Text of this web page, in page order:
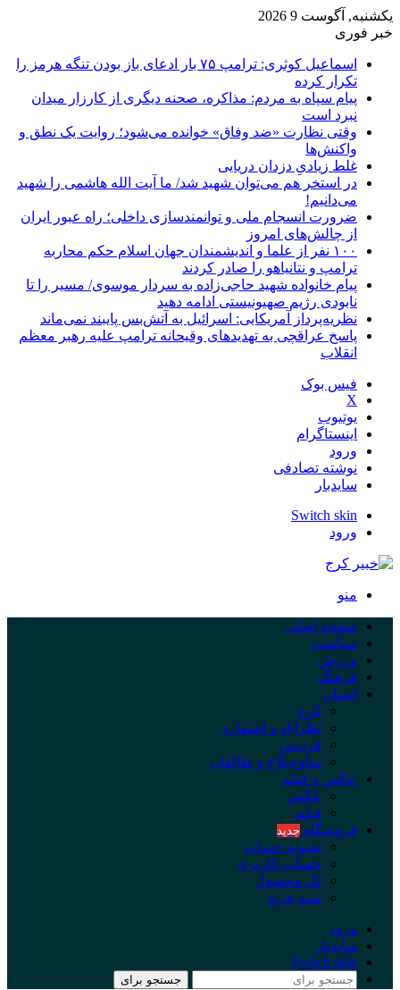
یکشنبه, آگوست 9 2026
خبر فوری
اسماعیل کوثری: ترامپ ۷۵ بار ادعای باز بودن تنگه هرمز را
تکرار کرده
پیام سپاه به مردم: مذاکره، صحنه دیگری از کارزار میدان
نبرد است
وقتی نظارت «ضد وفاق» خوانده می‌شود؛ روایت یک نطق و
واکنش‌ها
غلط زیادیِ دزدان دریایی
در استخر هم می‌توان شهید شد/ ما آیت الله هاشمی را شهید
می‌دانیم!
ضرورت انسجام ملی و توانمندسازی داخلی؛ راه عبور ایران
از چالش‌های امروز
۱۰۰ نفر از علما و اندیشمندان جهان اسلام حکم محاربه
ترامپ و نتانیاهو را صادر کردند
پیام خانواده شهید حاجی‌زاده به سردار موسوی/ مسیر را تا
نابودی رژیم صهیونیستی ادامه دهید
نظریه‌پرداز آمریکایی: اسرائیل به آتش‌بس پایبند نمی‌ماند
پاسخ عراقچی به تهدیدهای وقیحانه ترامپ علیه رهبر معظم
انقلاب
فیس بوک
X
یوتیوب
اینستاگرام
ورود
نوشته تصادفی
سایدبار
Switch skin
ورود
منو
صفحه اصلی
سیاست
ورزش
فرهنگ
استان
کرج
نظرآباد و اشتهارد
فردیس
ساوجبلاغ و طالقان
عکس و فیلم
عکس
فیلم
فروشگاه جدید
تسویه حساب
حساب کاربری
تک محصول
سبد خرید
ورود
سایدبار
Switch skin
جستجو برای